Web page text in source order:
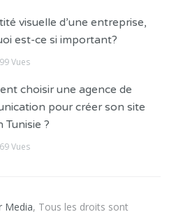
visuelle d’une entreprise,
est-ce si important?
Vues
choisir une agence de
pour créer son site
Tunisie ?
Vues
Media, Tous les droits sont